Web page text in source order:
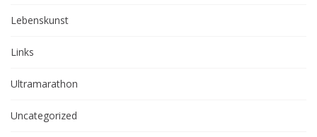
Lebenskunst
Links
Ultramarathon
Uncategorized